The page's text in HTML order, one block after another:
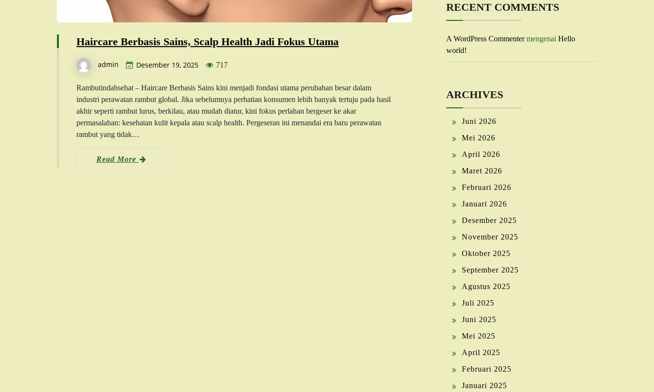
Haircare Berbasis Sains, Scalp Health Jadi Fokus Utama
admin Desember 19, 2025 717
Rambutindahsehat – Haircare Berbasis Sains kini menjadi fondasi utama perubahan besar dalam
industri perawatan rambut global. Jika sebelumnya perhatian konsumen lebih banyak tertuju pada hasil
akhir seperti rambut lurus, berkilau, atau mudah diatur, kini fokus perlahan bergeser ke akar
permasalahan: kesehatan kulit kepala atau scalp health. Pergeseran ini menandai era baru perawatan
rambut yang tidak…
Read More
RECENT COMMENTS
A WordPress Commentermengenai Hello
world!
ARCHIVES
Juni 2026
Mei 2026
April 2026
Maret 2026
Februari 2026
Januari 2026
Desember 2025
November 2025
Oktober 2025
September 2025
Agustus 2025
Juli 2025
Juni 2025
Mei 2025
April 2025
Februari 2025
Januari 2025